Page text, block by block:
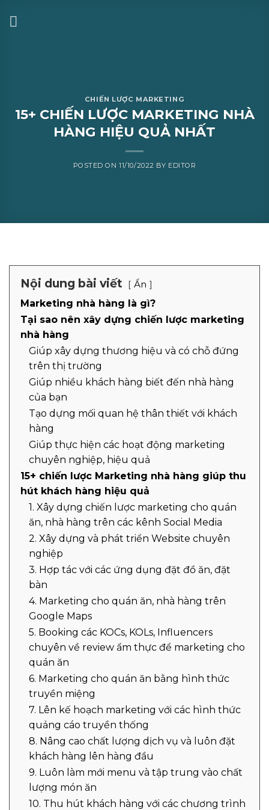
CHIẾN LƯỢC MARKETING
15+ CHIẾN LƯỢC MARKETING NHÀ
HÀNG HIỆU QUẢ NHẤT
POSTED ON11/10/2022 BY EDITOR
Nội dung bài viết
Ẩn
Marketing nhà hàng là gì?
Tại sao nên xây dựng chiến lược marketing
nhà hàng
Giúp xây dựng thương hiệu và có chỗ đứng
trên thị trường
Giúp nhiều khách hàng biết đến nhà hàng
của bạn
Tạo dựng mối quan hệ thân thiết với khách
hàng
Giúp thực hiện các hoạt động marketing
chuyên nghiệp, hiệu quả
15+ chiến lược Marketing nhà hàng giúp thu
hút khách hàng hiệu quả
1. Xây dựng chiến lược marketing cho quán
ăn, nhà hàng trên các kênh Social Media
2. Xây dựng và phát triển Website chuyên
nghiệp
3. Hợp tác với các ứng dụng đặt đồ ăn, đặt
bàn
4. Marketing cho quán ăn, nhà hàng trên
Google Maps
5. Booking các KOCs, KOLs, Influencers
chuyên về review ẩm thực để marketing cho
quán ăn
6. Marketing cho quán ăn bằng hình thức
truyền miệng
7. Lên kế hoạch marketing với các hình thức
quảng cáo truyền thống
8. Nâng cao chất lượng dịch vụ và luôn đặt
khách hàng lên hàng đầu
9. Luôn làm mới menu và tập trung vào chất
lượng món ăn
10. Thu hút khách hàng với các chương trình